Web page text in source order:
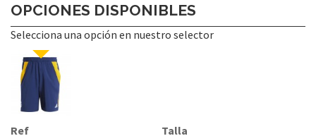
OPCIONES DISPONIBLES
Selecciona una opción en nuestro selector
Ref Talla